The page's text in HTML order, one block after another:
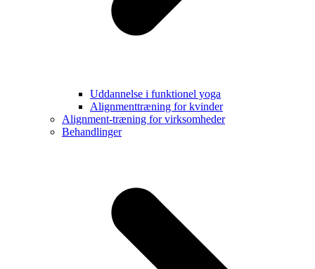
Uddannelse i funktionel yoga
Alignmenttræning for kvinder
Alignment-træning for virksomheder
Behandlinger